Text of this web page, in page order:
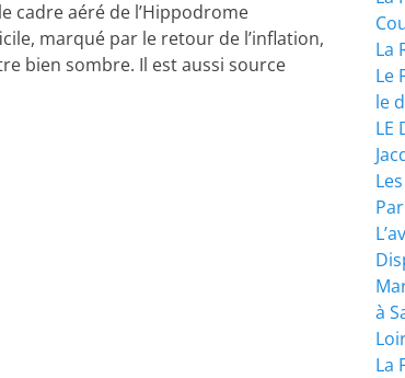
cadre aéré de l’Hippodrome
marqué par le retour de l’inflation,
bien sombre. Il est aussi source
La
Le
le
LE
à
La